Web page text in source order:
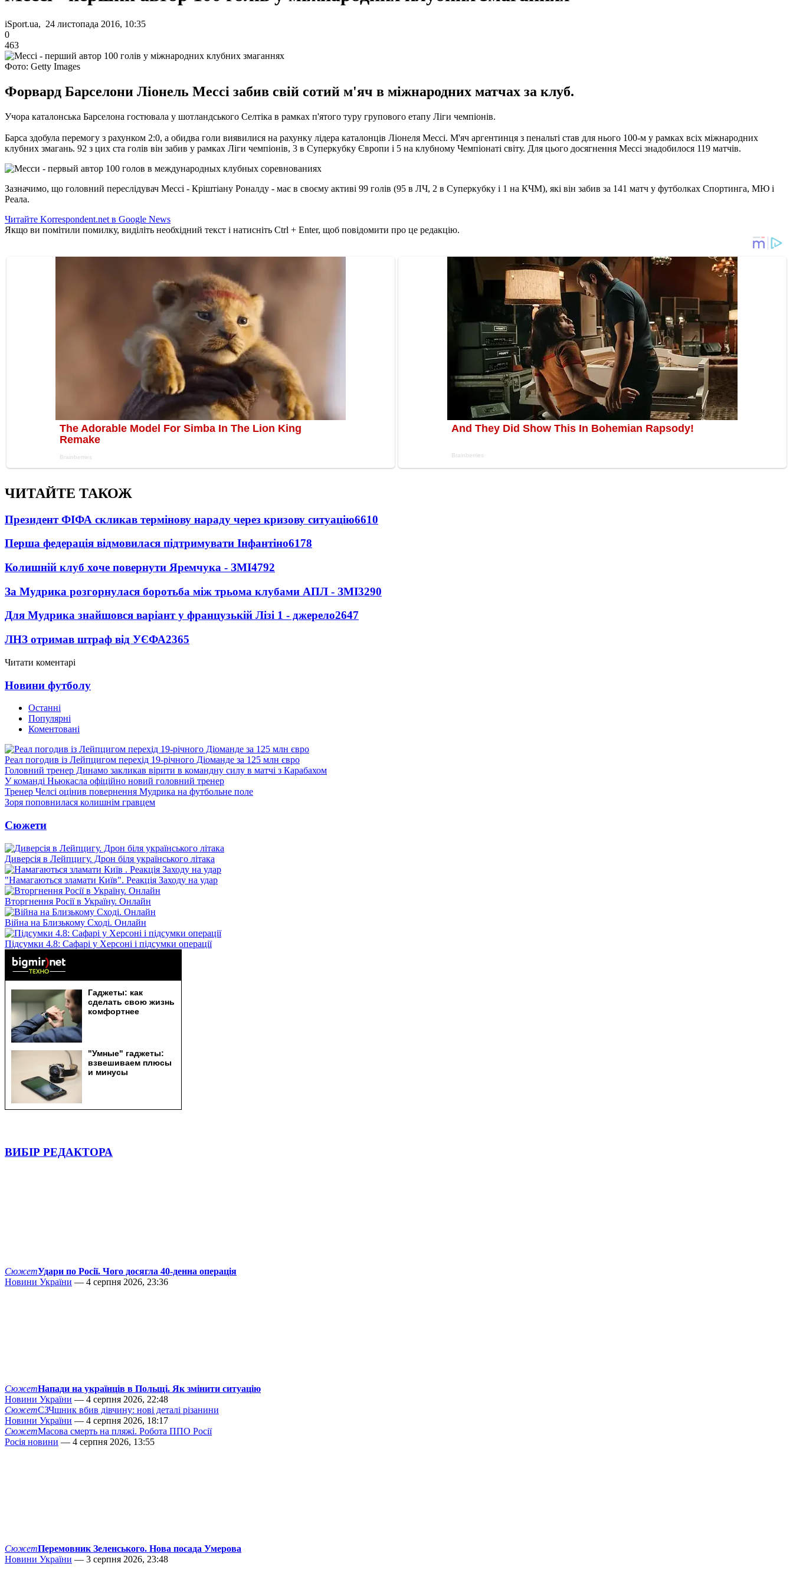
iSport.ua, 24 листопада 2016, 10:35
0
463
Фото: Getty Images
Форвард Барселони Ліонель Мессі забив свій сотий м'яч в міжнародних матчах за клуб.
Учора каталонська Барселона гостювала у шотландського Селтіка в рамках п'ятого туру групового етапу Ліги чемпіонів.
Барса здобула перемогу з рахунком 2:0, а обидва голи виявилися на рахунку лідера каталонців Ліонеля Мессі. М'яч аргентинця з пенальті став для нього 100-м у рамках всіх міжнародних
клубних змагань. 92 з цих ста голів він забив у рамках Ліги чемпіонів, 3 в Суперкубку Європи і 5 на клубному Чемпіонаті світу. Для цього досягнення Мессі знадобилося 119 матчів.
Зазначимо, що головний переслідувач Мессі - Кріштіану Роналду - має в своєму активі 99 голів (95 в ЛЧ, 2 в Суперкубку і 1 на КЧМ), які він забив за 141 матч у футболках Спортинга, МЮ і
Реала.
Читайте Korrespondent.net в Google News
Якщо ви помітили помилку, виділіть необхідний текст і натисніть Ctrl + Enter, щоб повідомити про це редакцію.
ЧИТАЙТЕ ТАКОЖ
Президент ФІФА скликав термінову нараду через кризову ситуацію6610
Перша федерація відмовилася підтримувати Інфантіно6178
Колишній клуб хоче повернути Яремчука - ЗМІ4792
За Мудрика розгорнулася боротьба між трьома клубами АПЛ - ЗМІ3290
Для Мудрика знайшовся варіант у французькій Лізі 1 - джерело2647
ЛНЗ отримав штраф від УЄФА2365
Читати коментарі
Новини футболу
Останні
Популярні
Коментовані
Реал погодив із Лейпцигом перехід 19-річного Діоманде за 125 млн євро
Головний тренер Динамо закликав вірити в командну силу в матчі з Карабахом
У команді Ньюкасла офіційно новий головний тренер
Тренер Челсі оцінив повернення Мудрика на футбольне поле
Зоря поповнилася колишнім гравцем
Сюжети
Диверсія в Лейпцигу. Дрон біля українського літака
"Намагаються зламати Київ". Реакція Заходу на удар
Вторгнення Росії в Україну. Онлайн
Війна на Близькому Сході. Онлайн
Підсумки 4.8: Сафарі у Херсоні і підсумки операції
ВИБІР РЕДАКТОРА
СюжетУдари по Росії. Чого досягла 40-денна операція
Новини України — 4 серпня 2026, 23:36
СюжетНапади на українців в Польщі. Як змінити ситуацію
Новини України — 4 серпня 2026, 22:48
СюжетСЗЧшник вбив дівчину: нові деталі різанини
Новини України — 4 серпня 2026, 18:17
СюжетМасова смерть на пляжі. Робота ППО Росії
Росія новини — 4 серпня 2026, 13:55
СюжетПеремовник Зеленського. Нова посада Умерова
Новини України — 3 серпня 2026, 23:48